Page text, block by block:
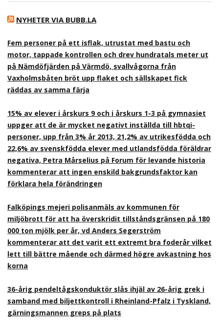
NYHETER VIA BUBB.LA
Fem personer på ett isflak, utrustat med bastu och
motor, tappade kontrollen och drev hundratals meter ut
på Nämdöfjärden på Värmdö, svallvågorna från
Vaxholmsbåten bröt upp flaket och sällskapet fick
räddas av samma färja
15% av elever i årskurs 9 och i årskurs 1-3 på gymnasiet
uppger att de är mycket negativt inställda till hbtqi-
personer, upp från 3% år 2013, 21,2% av utrikesfödda och
22,6% av svenskfödda elever med utlandsfödda föräldrar
negativa, Petra Mårselius på Forum för levande historia
kommenterar att ingen enskild bakgrundsfaktor kan
förklara hela förändringen
Falköpings mejeri polisanmäls av kommunen för
miljöbrott för att ha överskridit tillståndsgränsen på 180
000 ton mjölk per år, vd Anders Segerström
kommenterar att det varit ett extremt bra foderår vilket
lett till bättre mående och därmed högre avkastning hos
korna
36-årig pendeltågskonduktör slås ihjäl av 26-årig grek i
samband med biljettkontroll i Rheinland-Pfalz i Tyskland,
gärningsmannen greps på plats